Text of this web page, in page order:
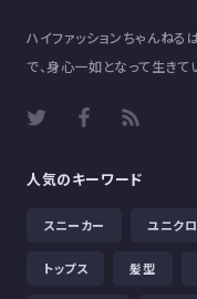
ハイファッションちゃんねる
で、身心一如となって生きて
人気のキーワード
スニーカー ユニクロ
トップス 髪型